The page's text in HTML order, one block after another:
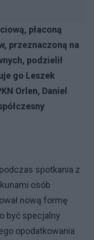
płaconą
przeznaczoną na
podzielił
go Leszek
Orlen, Daniel
spotkania z
osób
nową formę
być specjalny
opodatkowania